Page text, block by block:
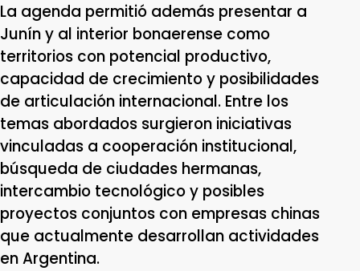
La agenda permitió además presentar a
Junín y al interior bonaerense como
territorios con potencial productivo,
capacidad de crecimiento y posibilidades
de articulación internacional. Entre los
temas abordados surgieron iniciativas
vinculadas a cooperación institucional,
búsqueda de ciudades hermanas,
intercambio tecnológico y posibles
proyectos conjuntos con empresas chinas
que actualmente desarrollan actividades
en Argentina.